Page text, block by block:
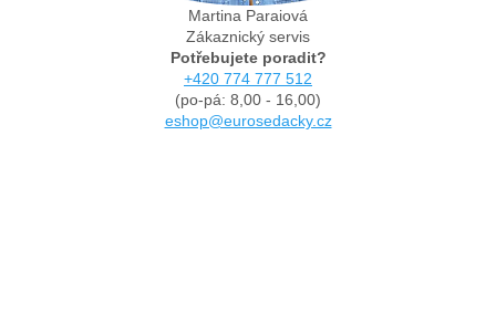
Martina Paraiová
Zákaznický servis
Potřebujete poradit?
+420 774 777 512
(po-pá: 8,00 - 16,00)
eshop@eurosedacky.cz